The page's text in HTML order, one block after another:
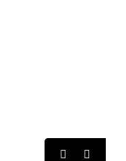

